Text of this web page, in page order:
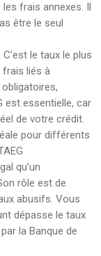
frais annexes. Il
être le seul
C’est le taux le plus
frais liés à
est essentielle, car
de votre crédit.
pour différents
qu’un
rôle est de
abusifs. Vous
dépasse le taux
la Banque de